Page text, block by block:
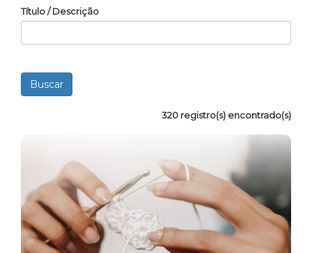
Título / Descrição
320 registro(s) encontrado(s)